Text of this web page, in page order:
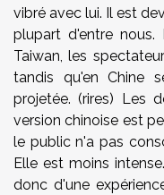
vibré avec lui. Il est
plupart d'entre
Taiwan, les
tandis qu'en Chine
projetée. (rires) Les
version chinoise est
le public n'a pas
Elle est moins
donc d'une